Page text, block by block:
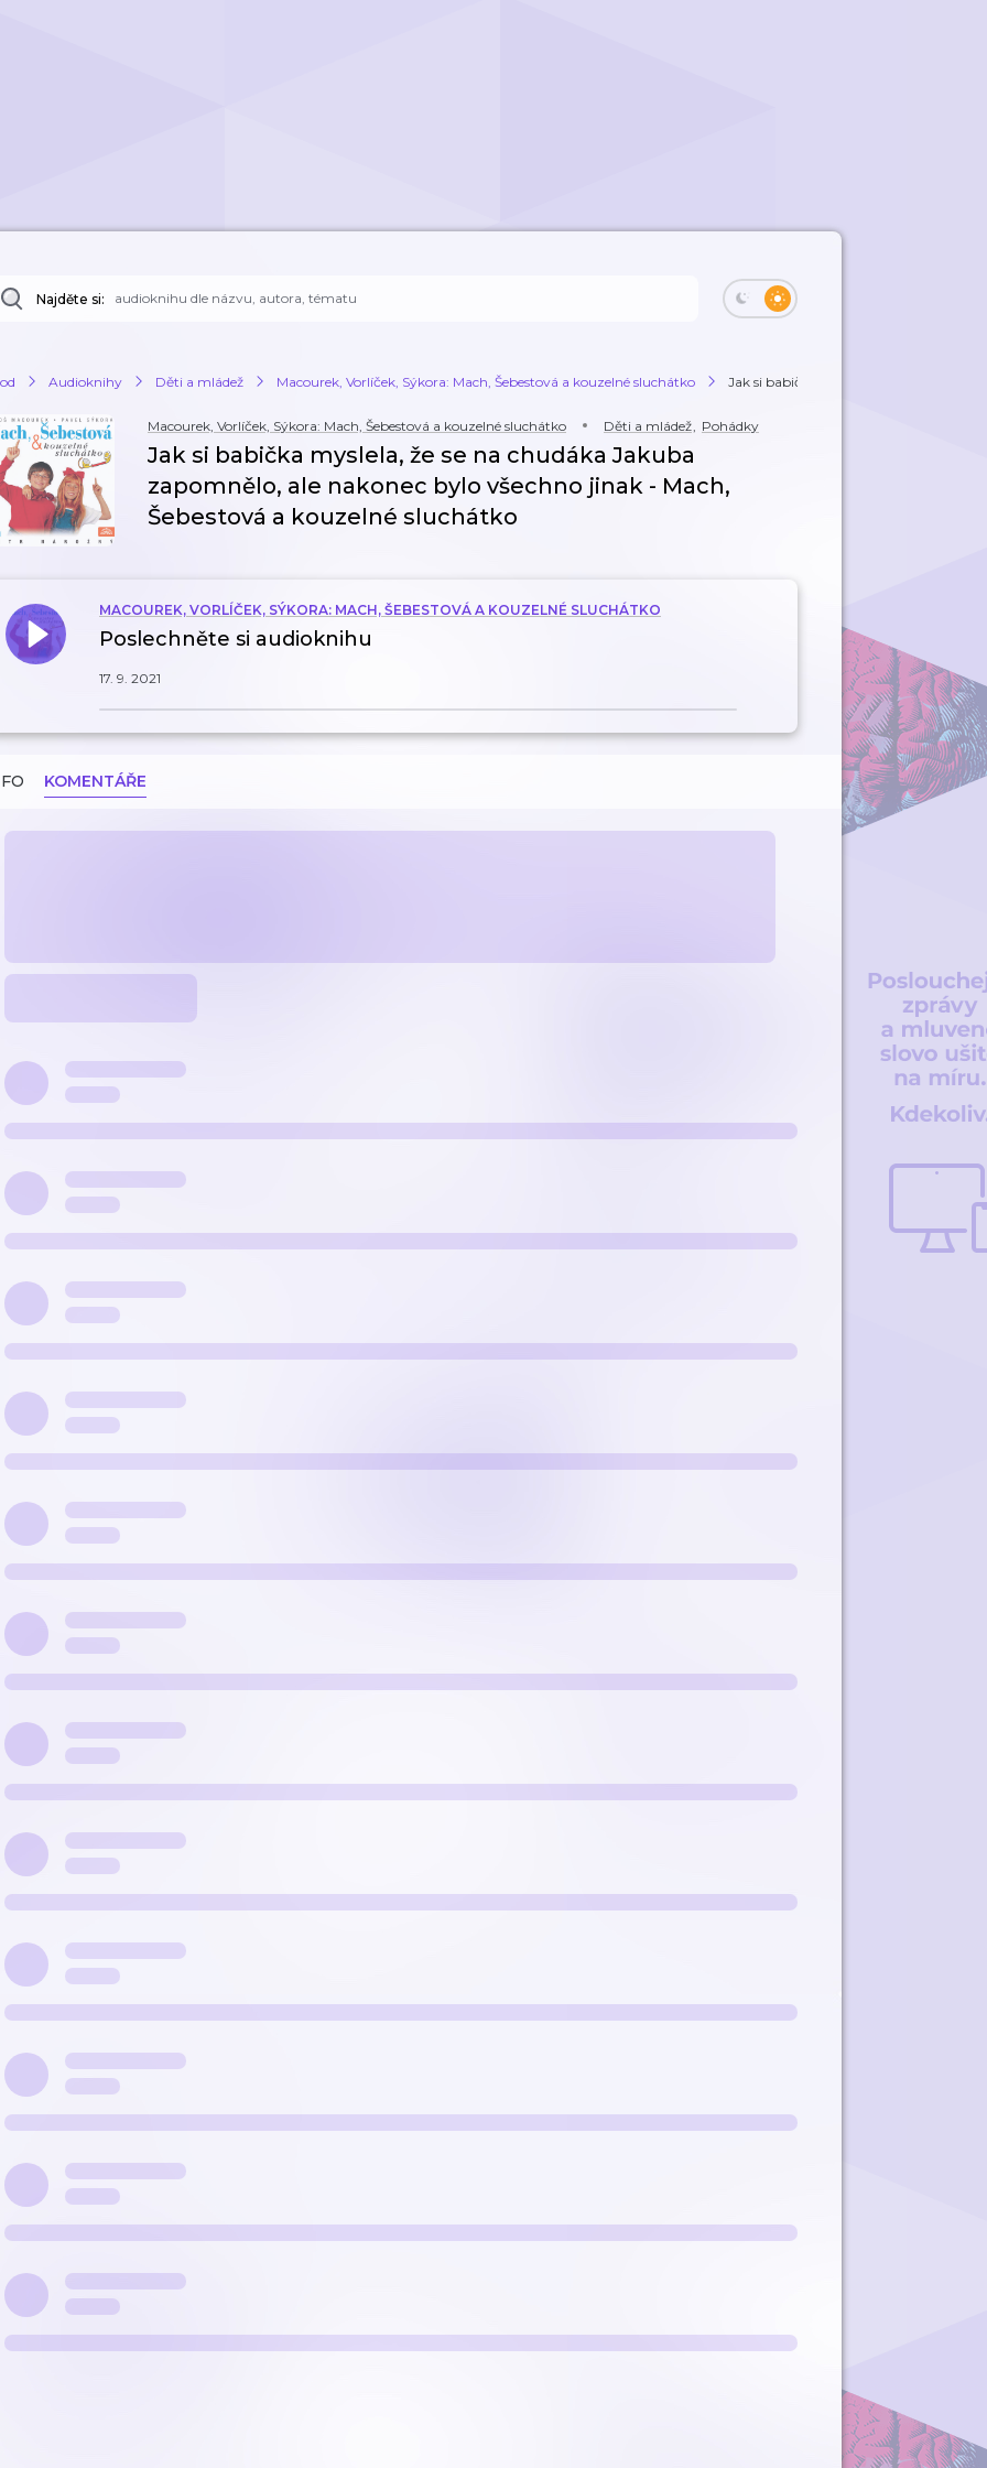
Najděte si:
Audioknihy Děti a mládež Macourek, Vorlíček, Sýkora: Mach, Šebestová a kouzelné sluchátko Jak si babička myslela, že se na chudáka
Macourek, Vorlíček, Sýkora: Mach, Šebestová a kouzelné sluchátko Děti a mládež, Pohádky
Jak si babička myslela, že se na chudáka Jakuba
zapomnělo, ale nakonec bylo všechno jinak - Mach,
Šebestová a kouzelné sluchátko
MACOUREK, VORLÍČEK, SÝKORA: MACH, ŠEBESTOVÁ A KOUZELNÉ SLUCHÁTKO
Poslechněte si audioknihu
17. 9. 2021
KOMENTÁŘE